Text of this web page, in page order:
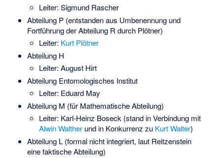
Leiter: Sigmund Rascher
Abteilung P (entstanden aus Umbenennung und
Fortführung der Abteilung R durch Plötner)
Leiter: Kurt Plötner
Abteilung H
Leiter: August Hirt
Abteilung Entomologisches Institut
Leiter: Eduard May
Abteilung M (für Mathematische Abteilung)
Leiter: Karl-Heinz Boseck (stand in Verbindung mit
Alwin Walther und in Konkurrenz zu Kurt Walter)
Abteilung L (formal nicht integriert, laut Reitzenstein
eine faktische Abteilung)